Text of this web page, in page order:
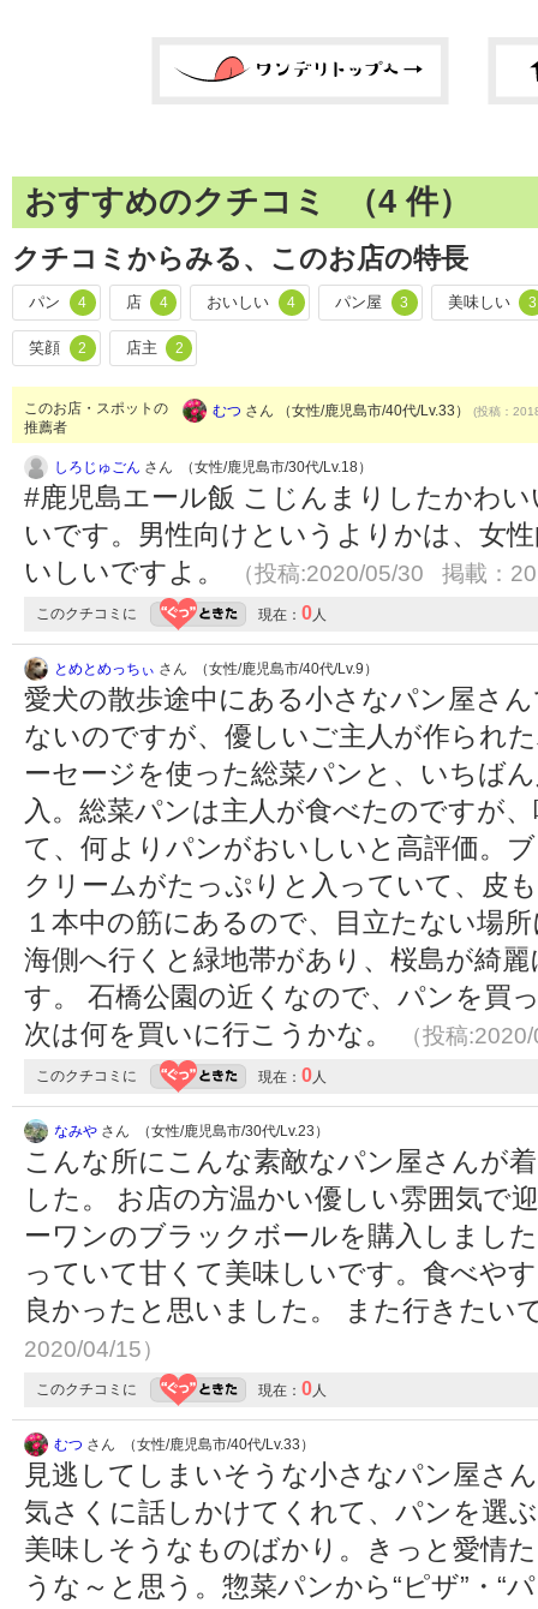
おすすめのクチコミ （4 件）
クチコミからみる、このお店の特長
パン 4 店 4 おいしい 4 パン屋 3 美味しい 3
笑顔 2 店主 2
このお店・スポットの
推薦者
むつ さん （女性/鹿児島市/40代/Lv.33） (投稿：
しろじゅごん さん （女性/鹿児島市/30代/Lv.18）
#鹿児島エール飯 こじんまりしたかわ
いです。男性向けというよりかは、女
いしいですよ。
（投稿:2020/05/30 掲載：
このクチコミに 現在： 0人
とめとめっちぃ さん （女性/鹿児島市/40代/Lv.9）
愛犬の散歩途中にある小さなパン屋さ
ないのですが、優しいご主人が作られ
ーセージを使った総菜パンと、いちば
入。総菜パンは主人が食べたのですが
て、何よりパンがおいしいと高評価。
クリームがたっぷりと入っていて、皮
１本中の筋にあるので、目立たない場
海側へ行くと緑地帯があり、桜島が綺
す。 石橋公園の近くなので、パンを買
次は何を買いに行こうかな。
（投稿
このクチコミに 現在： 0人
なみや さん （女性/鹿児島市/30代/Lv.23）
こんな所にこんな素敵なパン屋さんが
した。 お店の方温かい優しい雰囲気で
ーワンのブラックボールを購入しまし
っていて甘くて美味しいです。食べや
良かったと思いました。 また行きたい
2020/04/15）
このクチコミに 現在： 0人
むつ さん （女性/鹿児島市/40代/Lv.33）
見逃してしまいそうな小さなパン屋さ
気さくに話しかけてくれて、パンを選
美味しそうなものばかり。きっと愛情
うな～と思う。惣菜パンから“ピザ”・“